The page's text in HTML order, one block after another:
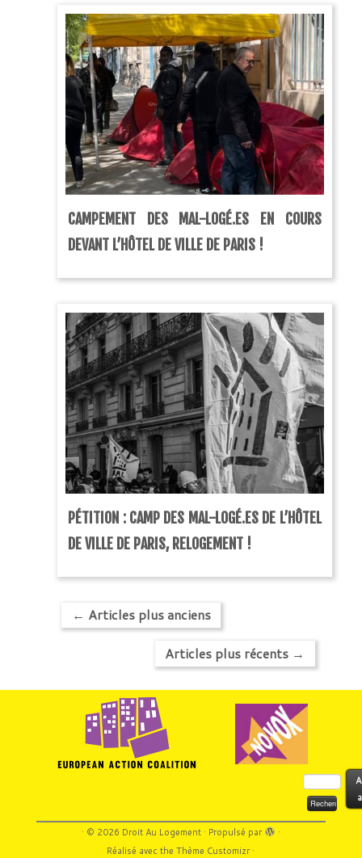
CAMPEMENT DES MAL-LOGÉ.ES EN COURS
DEVANT L’HÔTEL DE VILLE DE PARIS !
PÉTITION : CAMP DES MAL-LOGÉ.ES DE L’HÔTEL
DE VILLE DE PARIS, RELOGEMENT !
← Articles plus anciens
Articles plus récents →
Rechercher :
· © 2026 Droit Au Logement· Propulsé par
·
Réalisé avec theThème Customizr·